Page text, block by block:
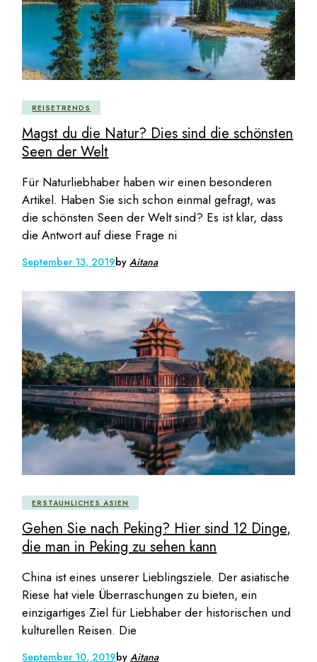
REISETRENDS
Magst du die Natur? Dies sind die schönsten
Seen der Welt
Für Naturliebhaber haben wir einen besonderen
Artikel. Haben Sie sich schon einmal gefragt, was
die schönsten Seen der Welt sind? Es ist klar, dass
die Antwort auf diese Frage ni
September 13, 2019byAitana
ERSTAUNLICHES ASIEN
Gehen Sie nach Peking? Hier sind 12 Dinge,
die man in Peking zu sehen kann
China ist eines unserer Lieblingsziele. Der asiatische
Riese hat viele Überraschungen zu bieten, ein
einzigartiges Ziel für Liebhaber der historischen und
kulturellen Reisen. Die
September 10, 2019byAitana